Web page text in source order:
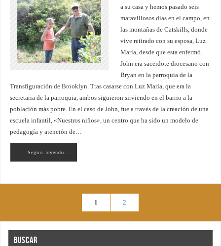
a su casa y hemos pasado seis
maravillosos días en el campo, en
las montañas de Catskills, donde
vive retirado con su esposa, Luz
María, desde que esta enfermó.
John era sacerdote diocesano con
Bryan en la parroquia de la
Transfiguración de Brooklyn. Tras casarse con Luz María, que era la
secretaria de la parroquia, ambos siguieron sirviendo en el barrio a la
población más pobre. En el caso de John, fue a través de la creación de una
escuela infantil, «Nuestros niños», un centro que ha sido un modelo de
pedagogía y atención de…
Seguir leyendo…
1 2
Buscar